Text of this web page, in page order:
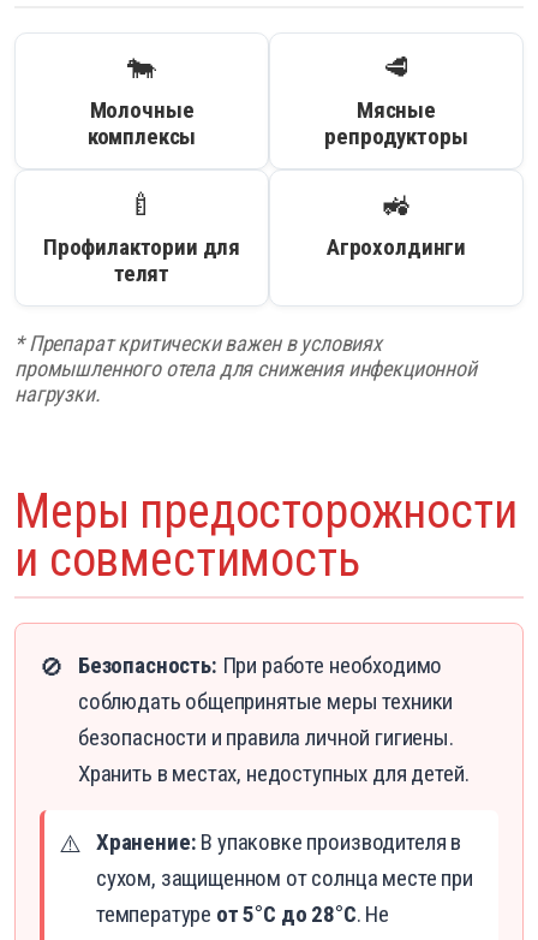
🐄
Молочные
комплексы
🥩
Мясные
репродукторы
🍼
Профилактории для
телят
🚜
Агрохолдинги
* Препарат критически важен в условиях
промышленного отела для снижения инфекционной
нагрузки.
Меры предосторожности
и совместимость
🚫 Безопасность: При работе необходимо
соблюдать общепринятые меры техники
безопасности и правила личной гигиены.
Хранить в местах, недоступных для детей.
⚠️ Хранение: В упаковке производителя в
сухом, защищенном от солнца месте при
температуре от 5°С до 28°С. Не